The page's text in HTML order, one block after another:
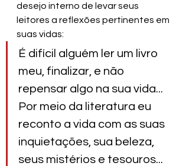
desejo interno de levar seus
leitores a reflexões pertinentes em
suas vidas:
É difícil alguém ler um livro
meu, finalizar, e não
repensar algo na sua vida...
Por meio da literatura eu
reconto a vida com as suas
inquietações, sua beleza,
seus mistérios e tesouros...